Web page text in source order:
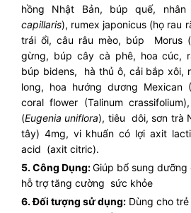
hồng Nhật Bản, búp quế,
capillaris), rumex japonicus (họ rau
trái ổi, câu râu mèo, búp Morus
gừng, búp cây cà phê, hoa cúc,
búp bidens, hà thủ ô, cải bắp xôi,
long, hoa hướng dương Mexican
coral flower (Talinum
(Eugenia uniflora), tiêu dôi, sơn trà
tây) 4mg, vi khuẩn có lợi axit
acid (axit citric).
5. Công Dụng:Giúp bổ sung dưỡng
hỗ trợ tăng cường sức khỏe
6. Đối tượng sử dụng: Dùng cho